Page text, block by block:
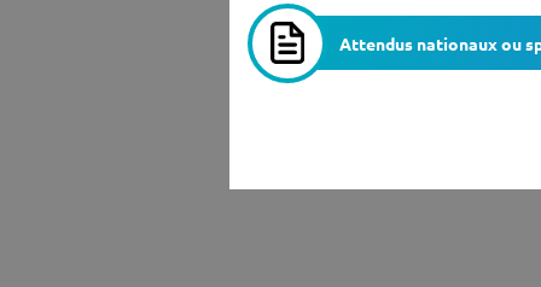
Attendus nationaux ou